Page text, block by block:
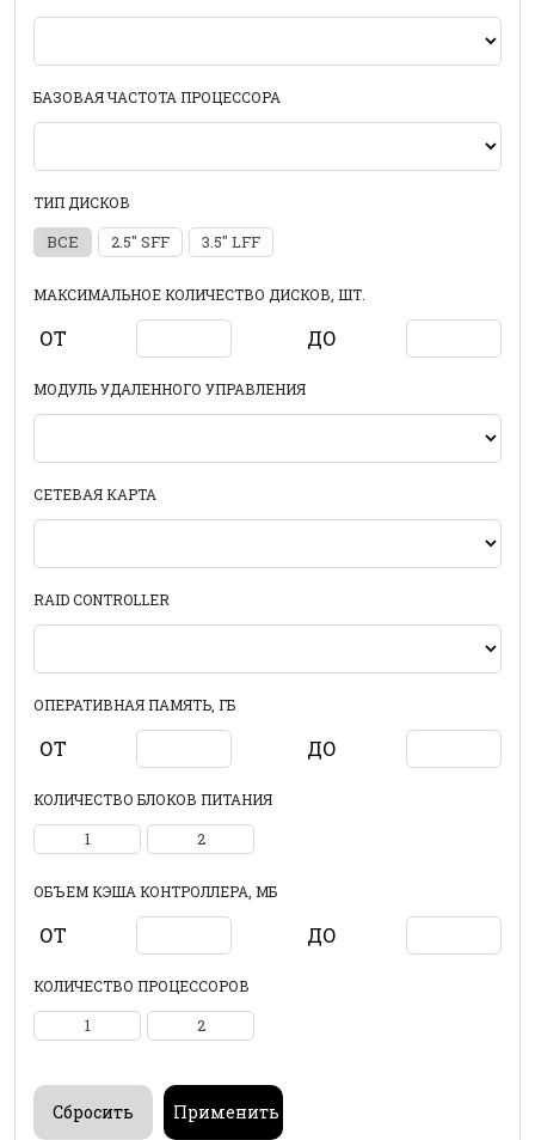
БАЗОВАЯ ЧАСТОТА ПРОЦЕССОРА
ТИП ДИСКОВ
ВСЕ 2.5" SFF 3.5" LFF
МАКСИМАЛЬНОЕ КОЛИЧЕСТВО ДИСКОВ, ШТ.
ОТ ДО
МОДУЛЬ УДАЛЕННОГО УПРАВЛЕНИЯ
СЕТЕВАЯ КАРТА
RAID CONTROLLER
ОПЕРАТИВНАЯ ПАМЯТЬ, ГБ
ОТ ДО
КОЛИЧЕСТВО БЛОКОВ ПИТАНИЯ
1 2
ОБЪЕМ КЭША КОНТРОЛЛЕРА, МБ
ОТ ДО
КОЛИЧЕСТВО ПРОЦЕССОРОВ
1 2